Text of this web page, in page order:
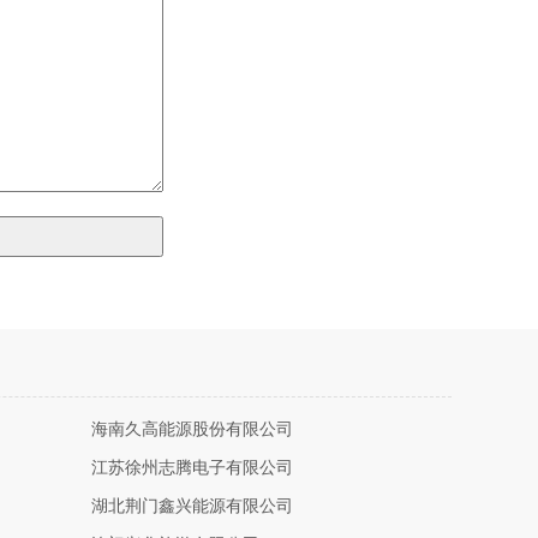
海南久高能源股份有限公司
江苏徐州志腾电子有限公司
湖北荆门鑫兴能源有限公司